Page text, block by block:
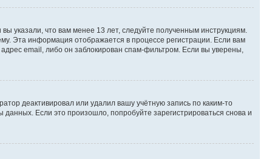
указали, что вам менее 13 лет, следуйте полученным инструкциям.
Эта информация отображается в процессе регистрации. Если вам
email, либо он заблокирован спам-фильтром. Если вы уверены,
деактивировал или удалил вашу учётную запись по каким-то
Если это произошло, попробуйте зарегистрироваться снова и